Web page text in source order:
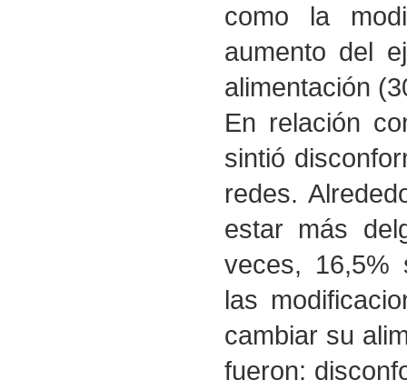
como la
aumento del
alimentación
En relación
sintió
redes.
estar más
veces, 16,5%
las
cambiar su
fueron: